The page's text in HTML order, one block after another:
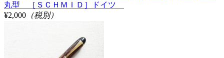
丸型 ［ＳＣＨＭＩＤ］ドイツ
¥2,000 （税別）